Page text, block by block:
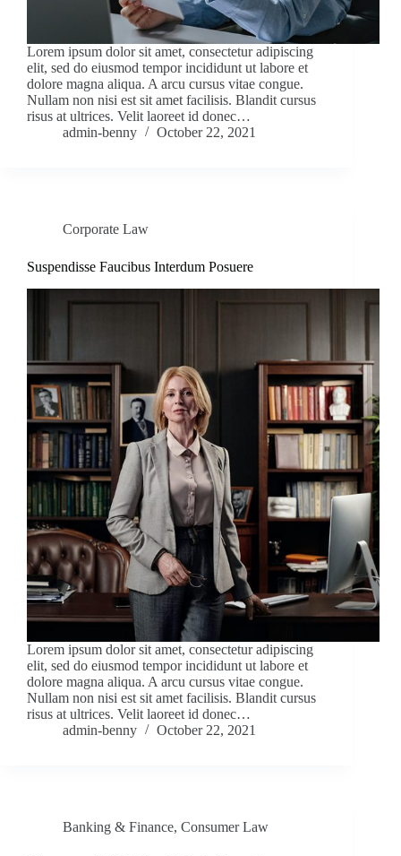
Lorem ipsum dolor sit amet, consectetur adipiscing
elit, sed do eiusmod tempor incididunt ut labore et
dolore magna aliqua. A arcu cursus vitae congue.
Nullam non nisi est sit amet facilisis. Blandit cursus
risus at ultrices. Velit laoreet id donec…
admin-benny
October 22, 2021
Corporate Law
Suspendisse Faucibus Interdum Posuere
Lorem ipsum dolor sit amet, consectetur adipiscing
elit, sed do eiusmod tempor incididunt ut labore et
dolore magna aliqua. A arcu cursus vitae congue.
Nullam non nisi est sit amet facilisis. Blandit cursus
risus at ultrices. Velit laoreet id donec…
admin-benny
October 22, 2021
Banking & Finance, Consumer Law